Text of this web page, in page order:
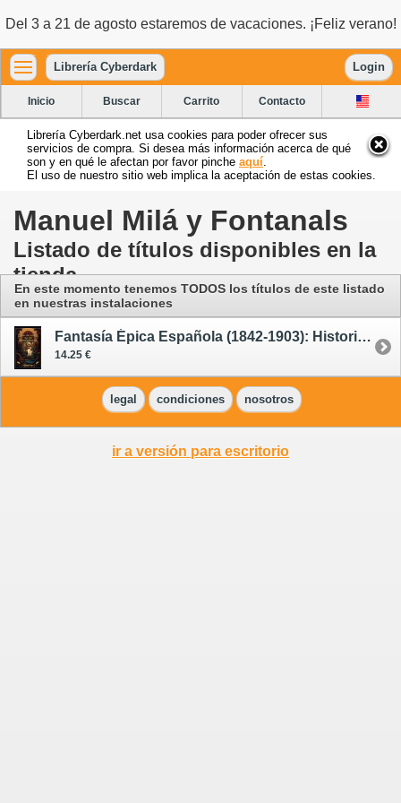
Del 3 a 21 de agosto estaremos de vacaciones. ¡Feliz verano!
Librería Cyberdark Login
Inicio Buscar Carrito Contacto
Librería Cyberdark.net usa cookies para poder ofrecer sus
servicios de compra. Si desea más información acerca de qué
son y en qué le afectan por favor pinche aquí
El uso de nuestro sitio web implica la aceptación de estas cookies.
Manuel Milá y Fontanals
Listado de títulos disponibles en la
tienda
En este momento tenemos TODOS los títulos de este listado
en nuestras instalaciones
Fantasía Épica Española (1842-1903): Historia y Antología
14.25 €
legal condiciones nosotros
ir a versión para escritorio